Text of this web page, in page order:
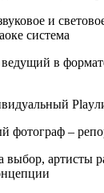
и
система
в
фотограф –
артисты